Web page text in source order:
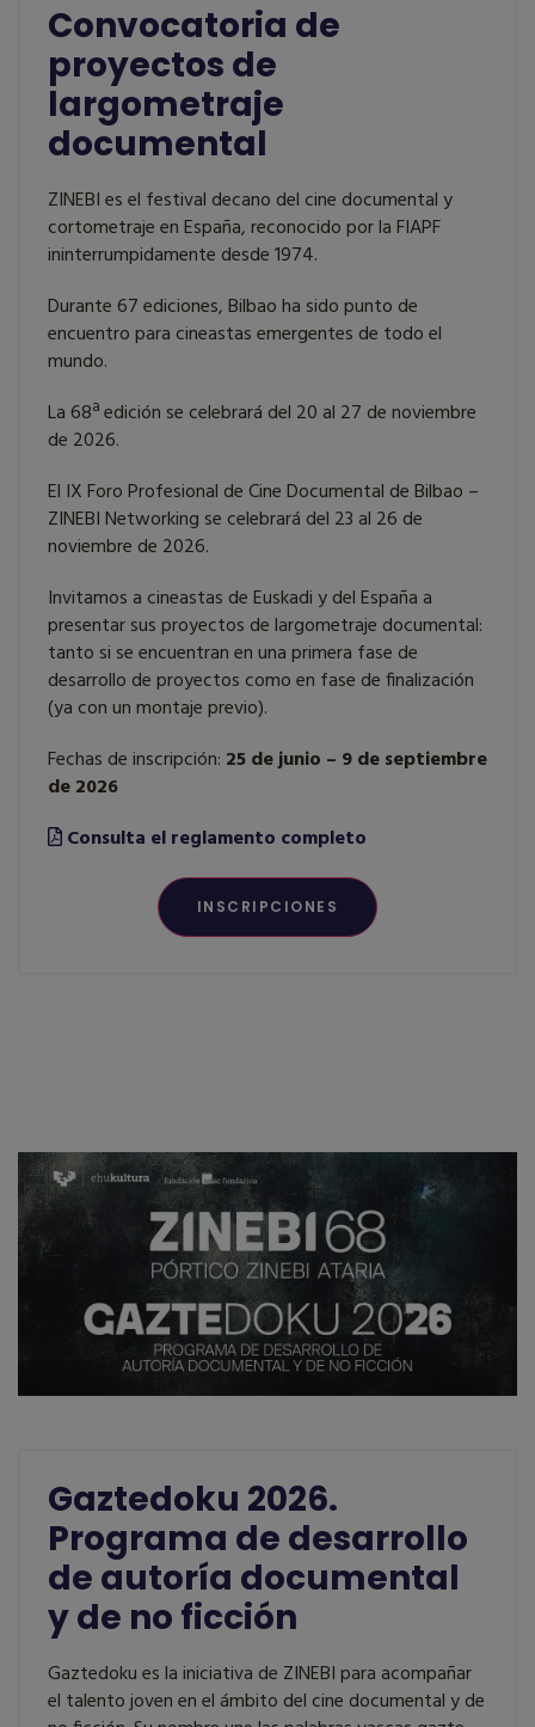
Convocatoria de
proyectos de
largometraje
documental
ZINEBI es el festival decano del cine documental y
cortometraje en España, reconocido por la FIAPF
ininterrumpidamente desde 1974.
Durante 67 ediciones, Bilbao ha sido punto de
encuentro para cineastas emergentes de todo el
mundo.
La 68ª edición se celebrará del 20 al 27 de noviembre
de 2026.
El IX Foro Profesional de Cine Documental de Bilbao –
ZINEBI Networking se celebrará del 23 al 26 de
noviembre de 2026.
Invitamos a cineastas de Euskadi y del España a
presentar sus proyectos de largometraje documental:
tanto si se encuentran en una primera fase de
desarrollo de proyectos como en fase de finalización
(ya con un montaje previo).
Fechas de inscripción: 25 de junio – 9 de septiembre
de 2026
Consulta el reglamento completo
INSCRIPCIONES
Gaztedoku 2026.
Programa de desarrollo
de autoría documental
y de no ficción
Gaztedoku es la iniciativa de ZINEBI para acompañar
el talento joven en el ámbito del cine documental y de